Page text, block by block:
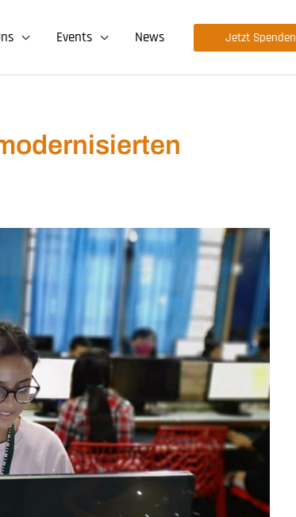
Events News Jetzt Spenden